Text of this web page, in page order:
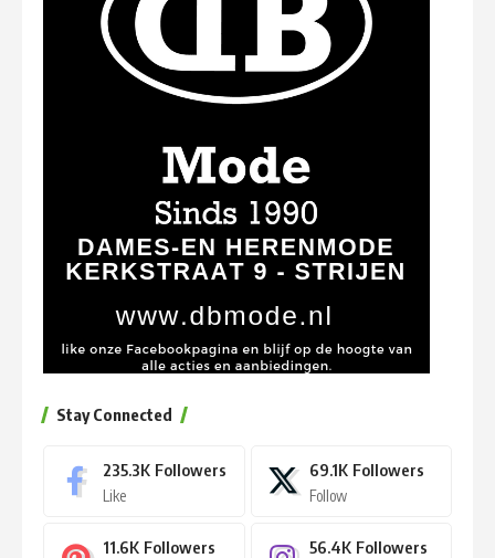
Stay Connected
235.3K Followers
Like
69.1K Followers
Follow
11.6K Followers 56.4K Followers